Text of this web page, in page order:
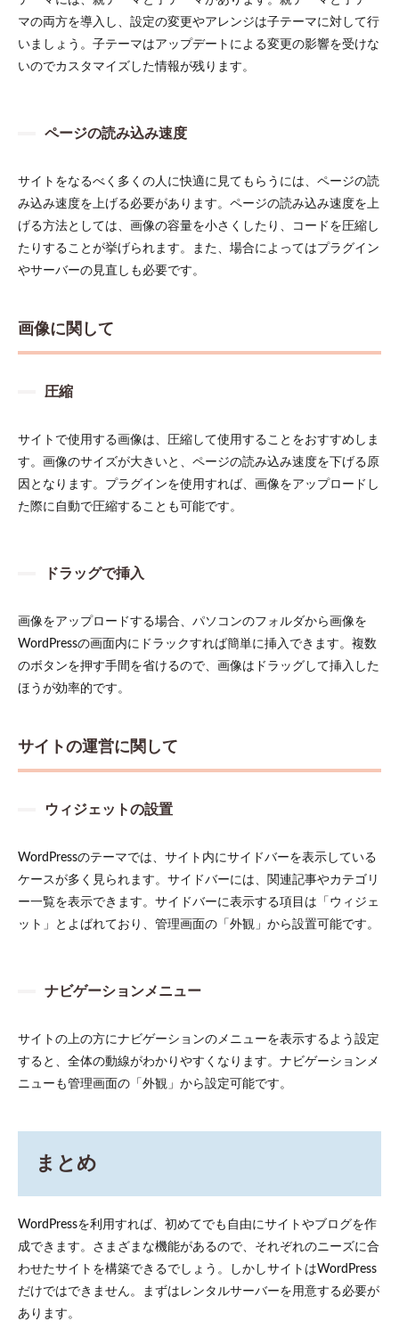
マの両方を導入し、設定の変更やアレンジは子テーマに対して行
いましょう。子テーマはアップデートによる変更の影響を受けな
いのでカスタマイズした情報が残ります。
ページの読み込み速度
サイトをなるべく多くの人に快適に見てもらうには、ページの読
み込み速度を上げる必要があります。ページの読み込み速度を上
げる方法としては、画像の容量を小さくしたり、コードを圧縮し
たりすることが挙げられます。また、場合によってはプラグイン
やサーバーの見直しも必要です。
画像に関して
圧縮
サイトで使用する画像は、圧縮して使用することをおすすめしま
す。画像のサイズが大きいと、ページの読み込み速度を下げる原
因となります。プラグインを使用すれば、画像をアップロードし
た際に自動で圧縮することも可能です。
ドラッグで挿入
画像をアップロードする場合、パソコンのフォルダから画像を
WordPressの画面内にドラックすれば簡単に挿入できます。複数
のボタンを押す手間を省けるので、画像はドラッグして挿入した
ほうが効率的です。
サイトの運営に関して
ウィジェットの設置
WordPressのテーマでは、サイト内にサイドバーを表示している
ケースが多く見られます。サイドバーには、関連記事やカテゴリ
ー一覧を表示できます。サイドバーに表示する項目は「ウィジェ
ット」とよばれており、管理画面の「外観」から設置可能です。
ナビゲーションメニュー
サイトの上の方にナビゲーションのメニューを表示するよう設定
すると、全体の動線がわかりやすくなります。ナビゲーションメ
ニューも管理画面の「外観」から設定可能です。
まとめ
WordPressを利用すれば、初めてでも自由にサイトやブログを作
成できます。さまざまな機能があるので、それぞれのニーズに合
わせたサイトを構築できるでしょう。しかしサイトはWordPress
だけではできません。まずはレンタルサーバーを用意する必要が
あります。